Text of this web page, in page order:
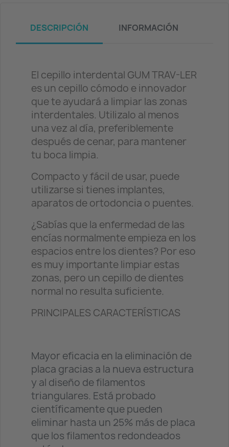
DESCRIPCIÓN INFORMACIÓN
El cepillo interdental GUM TRAV-LER
es un cepillo cómodo e innovador
que te ayudará a limpiar las zonas
interdentales. Utilizalo al menos
una vez al día, preferiblemente
después de cenar, para mantener
tu boca limpia.
Compacto y fácil de usar, puede
utilizarse si tienes implantes,
aparatos de ortodoncia o puentes.
¿Sabías que la enfermedad de las
encías normalmente empieza en los
espacios entre los dientes? Por eso
es muy importante limpiar estas
zonas, pero un cepillo de dientes
normal no resulta suficiente.
PRINCIPALES CARACTERÍSTICAS
Mayor eficacia en la eliminación de
placa gracias a la nueva estructura
y al diseño de filamentos
triangulares. Está probado
científicamente que pueden
eliminar hasta un 25% más de placa
que los filamentos redondeados